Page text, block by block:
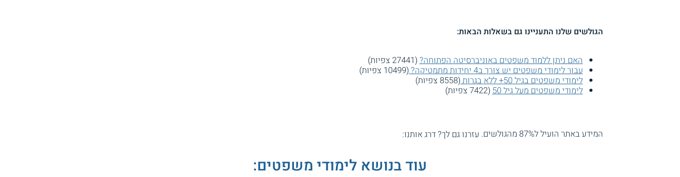
הגולשים שלנו התעניינו גם בשאלות הבאות:
האם ניתן ללמוד משפטים באוניברסיטה הפתוחה?(27441 צפיות)
עבור לימודי משפטים יש צורך ב4 יחידות מתמטיקה?
(10499 צפיות)
לימודי משפטים בגיל 50+ ללא בגרות
(8558 צפיות)
לימודי משפטים מעל גיל 50
(7422 צפיות)
המידע באתר הועיל ל87% מהגולשים. עזרנו גם לך? דרג אותנו:
עוד בנושא לימודי משפטים: